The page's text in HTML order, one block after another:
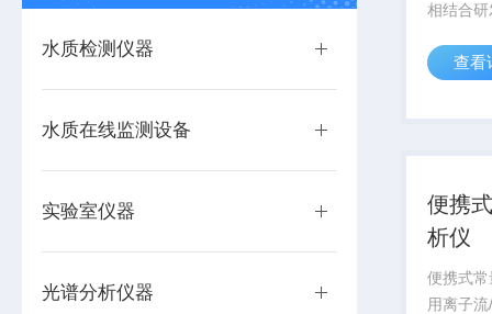
水质检测仪器
水质在线监测设备
实验室仪器
光谱分析仪器
相结合
具有寿
的选择
查看
便携
析仪
便携式
用离子